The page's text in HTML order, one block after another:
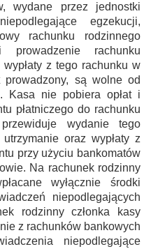
wydane przez jednostki
egzekucji,
rachunku rodzinnego
rachunku
z tego rachunku w
są wolne od
Kasa nie pobiera opłat i
płatniczego do rachunku
wydanie tego
oraz wypłaty z
przy użyciu bankomatów
Na rachunek rodzinny
wyłącznie środki
niepodlegających
rodzinny członka kasy
z rachunków bankowych
niepodlegające